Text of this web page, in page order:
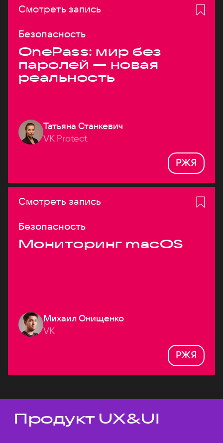
Смотреть запись
Безопасность
OnePass: мир без
паролей — новая
реальность
Татьяна Станкевич
VK Protect
РЖЯ
Смотреть запись
Безопасность
Мониторинг macOS
Михаил Онищенко
VK
РЖЯ
Темы докладов
Продукт UX&UI